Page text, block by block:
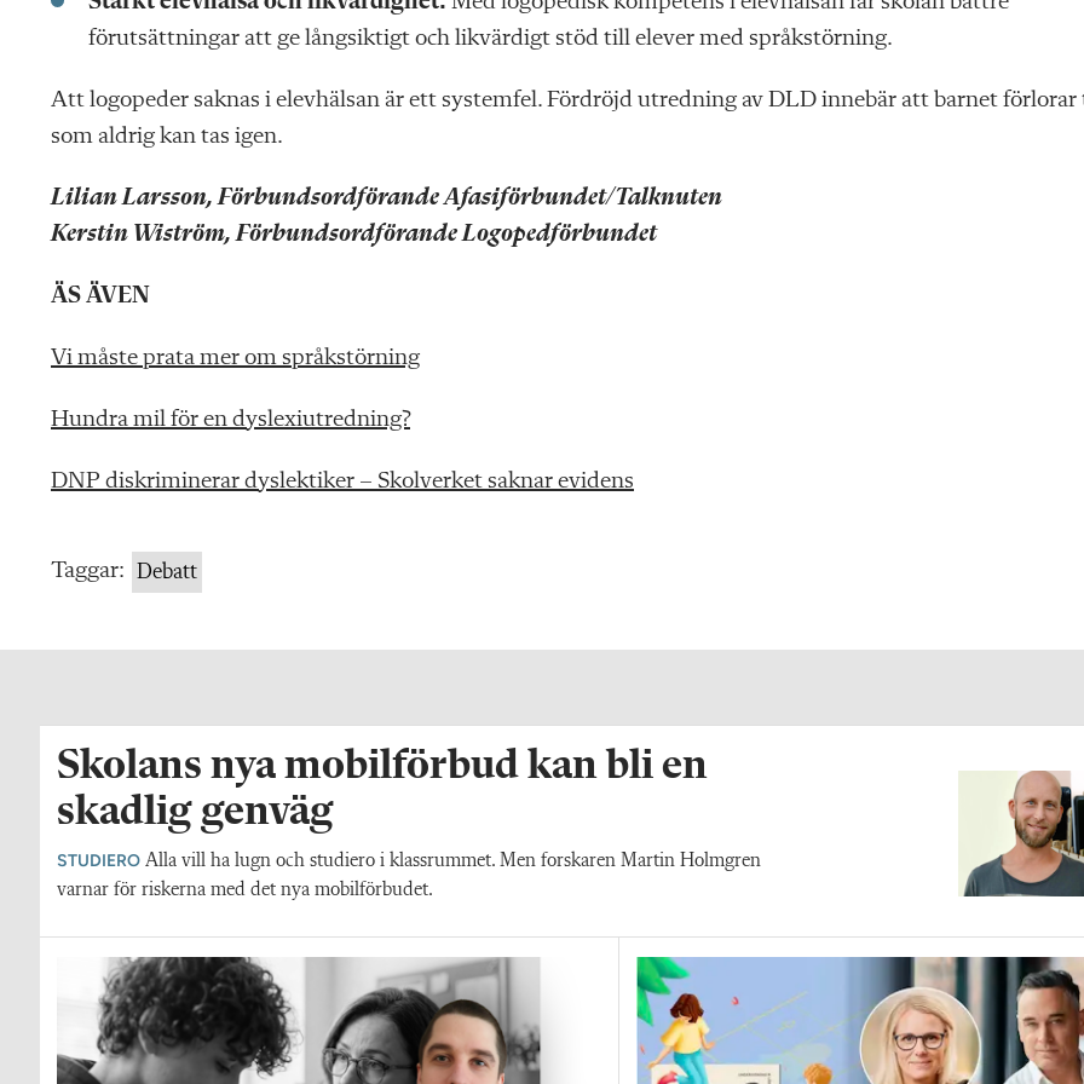
förutsättningar att ge långsiktigt och likvärdigt stöd till elever med språkstörning.
Att logopeder saknas i elevhälsan är ett systemfel. Fördröjd utredning av DLD innebär att barnet förlorar
som aldrig kan tas igen.
Lilian Larsson, Förbundsordförande Afasiförbundet/Talknuten
Kerstin Wiström, Förbundsordförande Logopedförbundet
ÄS ÄVEN
Vi måste prata mer om språkstörning
Hundra mil för en dyslexiutredning?
DNP diskriminerar dyslektiker – Skolverket saknar evidens
Taggar: Debatt
Skolans nya mobilförbud kan bli en
skadlig genväg
STUDIERO Alla vill ha lugn och studiero i klassrummet. Men forskaren Martin Holmgren
varnar för riskerna med det nya mobilförbudet.